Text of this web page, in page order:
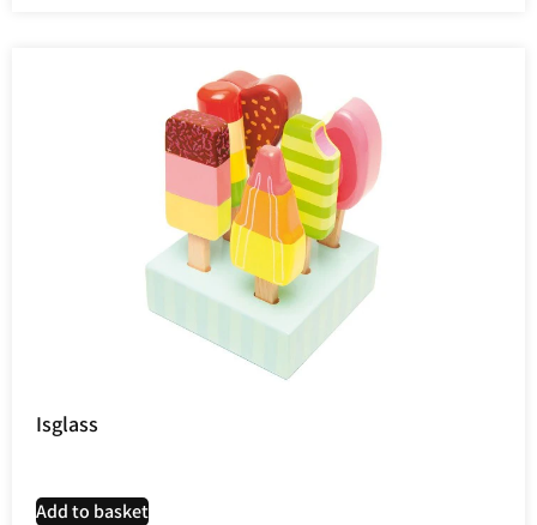
Isglass
Add to basket